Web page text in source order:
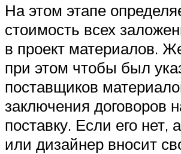
На этом этапе
стоимость всех
в проект материалов.
при этом чтобы был
поставщиков
заключения договоров
поставку. Если его нет,
или дизайнер вносит